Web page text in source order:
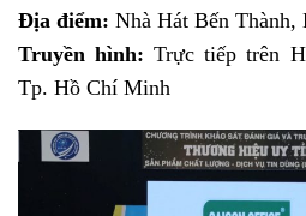
Địa điểm: Nhà Hát Bến
Truyền hình: Trực tiếp trên
Tp. Hồ Chí Minh